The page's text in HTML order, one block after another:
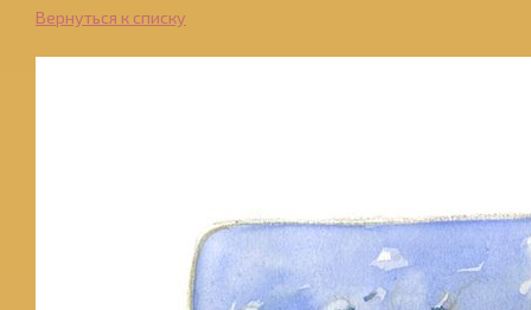
Вернуться к списку